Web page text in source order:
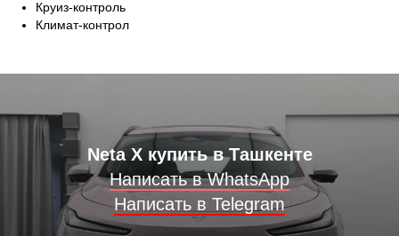
Круиз-контроль
Климат-контрол
Neta X купить в Ташкенте
Написать в WhatsApp
Написать в Telegram